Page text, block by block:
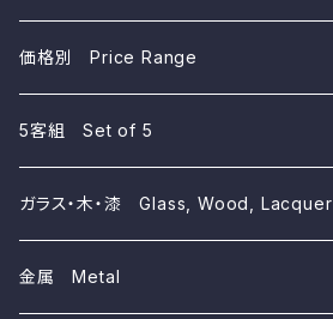
価格別 Price Range
~10,000yen
~5,000yen
~3,000yen
5客組 Set of 5
ガラス・木・漆 Glass, Wood, Lacquer
金属 Metal